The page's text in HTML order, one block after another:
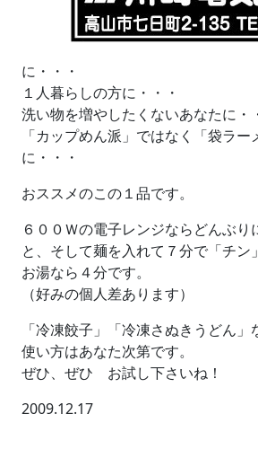
に・・・
１人暮らしの方に・・・
洗い物を増やしたくないあなたに・
「カップめん派」ではなく「袋ラ
に・・・
おススメのこの１品です。
６００Ｗの電子レンジならどんぶり
と、そして麺を入れて７分で「チン
お湯なら４分です。
（好みの個人差あります）
「冷凍餃子」「冷凍さぬきうどん
使い方はあなた次第です。
ぜひ、ぜひ お試し下さいね！
2009.12.17